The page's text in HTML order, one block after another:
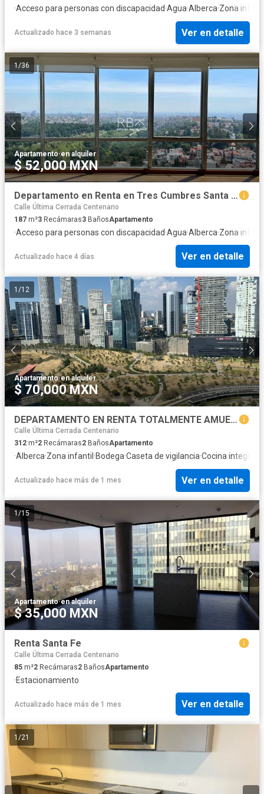
·Acceso para personas con discapacidad·Agua·Alberca·Zona
Actualizado hace 3 semanas Ver en detalle
1/36
Apartamento·en alquiler
$ 52,000 MXN
Departamento en Renta en Tres Cumbres Santa Fe | 187 m² | 3 Recámaras
Calle Última Cerrada Centenario
187 m²3 Recámaras3 BañosApartamento
·Acceso para personas con discapacidad·Agua·Alberca·Zona
Actualizado hace 4 días Ver en detalle
1 /12
Apartamento·en alquiler
$ 70,000 MXN
DEPARTAMENTO EN RENTA TOTALMENTE AMUEBLADO
Calle Última Cerrada Centenario
312 m²2 Recámaras2 BañosApartamento
·Alberca·Zona infantil ·Bodega·Caseta de vigilancia·Cocina integral
Actualizado hace más de 1 mes Ver en detalle
1 /15
Apartamento·en alquiler
$ 35,000 MXN
Renta Santa Fe
Calle Última Cerrada Centenario
85 m²2 Recámaras2 BañosApartamento
·Estacionamiento
Actualizado hace más de 1 mes Ver en detalle
1 /21